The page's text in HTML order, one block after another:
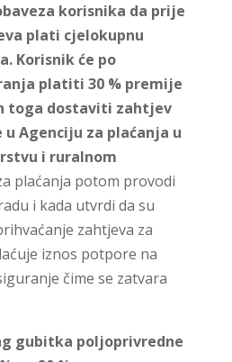
korisnika da prije
plati cjelokupnu
Korisnik će po
platiti 30 % premije
toga dostaviti zahtjev
Agenciju za plaćanja u
i ruralnom
plaćanja potom provodi
i kada utvrdi da su
zahtjeva za
iznos potpore na
čime se zatvara
gubitka poljoprivredne